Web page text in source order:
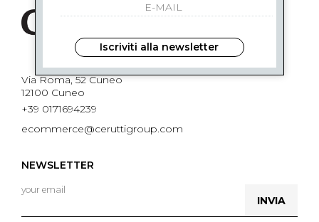
Via Roma, 52 Cuneo
12100 Cuneo
+39 0171694239
ecommerce@ceruttigroup.com
NEWSLETTER
INVIA
Iscriviti alla newsletter